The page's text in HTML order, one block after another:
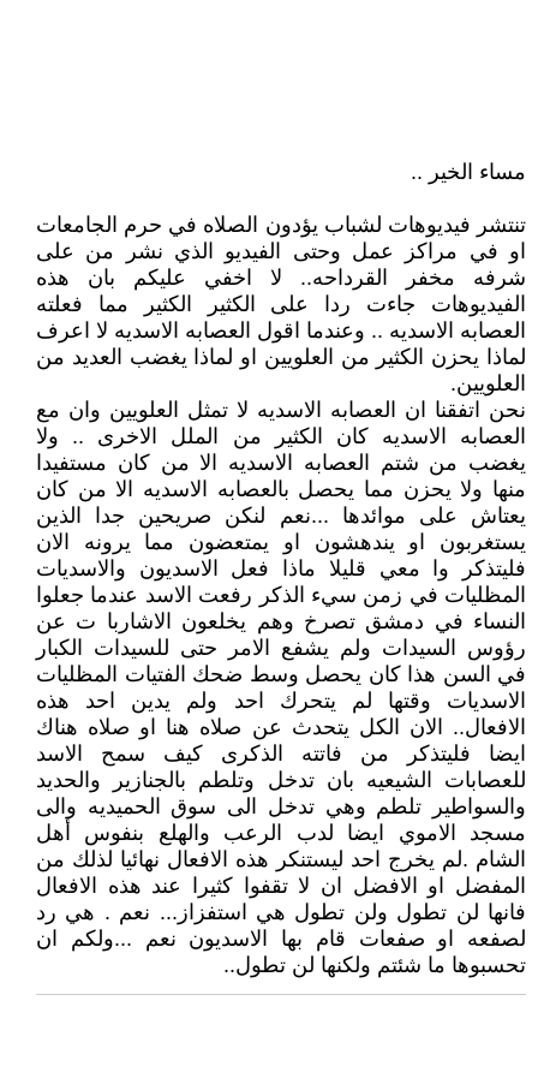
مساء الخير ..
تنتشر فيديوهات لشباب يؤدون الصلاه في حرم الجامعات
او في مراكز عمل وحتى الفيديو الذي نشر من على
شرفه مخفر القرداحه.. لا اخفي عليكم بان هذه
الفيديوهات جاءت ردا على الكثير الكثير مما فعلته
العصابه الاسديه .. وعندما اقول العصابه الاسديه لا اعرف
لماذا يحزن الكثير من العلويين او لماذا يغضب العديد من
العلويين.
نحن اتفقنا ان العصابه الاسديه لا تمثل العلويين وان مع
العصابه الاسديه كان الكثير من الملل الاخرى .. ولا
يغضب من شتم العصابه الاسديه الا من كان مستفيدا
منها ولا يحزن مما يحصل بالعصابه الاسديه الا من كان
يعتاش على موائدها ...نعم لنكن صريحين جدا الذين
يستغربون او يندهشون او يمتعضون مما يرونه الان
فليتذكر وا معي قليلا ماذا فعل الاسديون والاسديات
المظليات في زمن سيء الذكر رفعت الاسد عندما جعلوا
النساء في دمشق تصرخ وهم يخلعون الاشاربا ت عن
رؤوس السيدات ولم يشفع الامر حتى للسيدات الكبار
في السن هذا كان يحصل وسط ضحك الفتيات المظليات
الاسديات وقتها لم يتحرك احد ولم يدين احد هذه
الافعال.. الان الكل يتحدث عن صلاه هنا او صلاه هناك
ايضا فليتذكر من فاتته الذكرى كيف سمح الاسد
للعصابات الشيعيه بان تدخل وتلطم بالجنازير والحديد
والسواطير تلطم وهي تدخل الى سوق الحميديه والى
مسجد الاموي ايضا لدب الرعب والهلع بنفوس أهل
الشام .لم يخرج احد ليستنكر هذه الافعال نهائيا لذلك من
المفضل او الافضل ان لا تقفوا كثيرا عند هذه الافعال
فانها لن تطول ولن تطول هي استفزاز... نعم . هي رد
لصفعه او صفعات قام بها الاسديون نعم ...ولكم ان
تحسبوها ما شئتم ولكنها لن تطول..